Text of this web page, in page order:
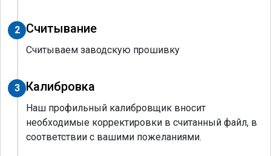
2 Считывание
Считываем заводскую прошивку
3 Калибровка
Наш профильный калибровщик вносит
необходимые корректировки в считанный файл, в
соответствии с вашими пожеланиями.